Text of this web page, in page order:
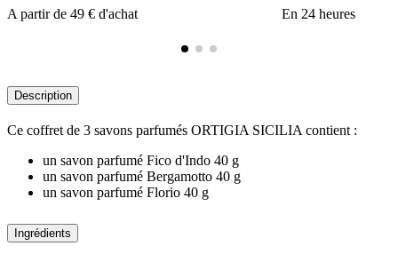
A partir de 49 € d'achat
En 24 heures
Description
Ce coffret de 3 savons parfumés ORTIGIA SICILIA contient :
un savon parfumé Fico d'Indo 40 g
un savon parfumé Bergamotto 40 g
un savon parfumé Florio 40 g
Ingrédients